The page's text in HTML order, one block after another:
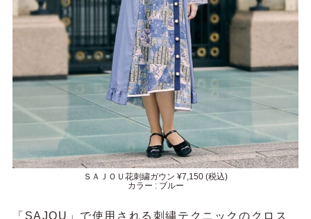
ＳＡＪＯＵ花刺繍ガウン ¥7,150 (税込)
カラー : ブルー
「SAJOU」で使用される刺繍テクニックのクロス